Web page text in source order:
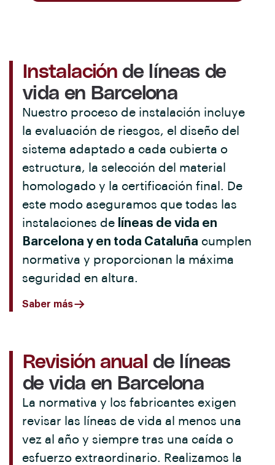
Instalaciónde líneas de
vida en Barcelona
Nuestro proceso de instalación incluye
la evaluación de riesgos, el diseño del
sistema adaptado a cada cubierta o
estructura, la selección del material
homologado y la certificación final. De
este modo aseguramos que todas las
instalaciones de líneas de vida en
Barcelona y en toda Cataluña cumplen
normativa y proporcionan la máxima
seguridad en altura.
Saber más
Revisión anual de líneas
de vida en Barcelona
La normativa y los fabricantes exigen
revisar las líneas de vida al menos una
vez al año y siempre tras una caída o
esfuerzo extraordinario. Realizamos la